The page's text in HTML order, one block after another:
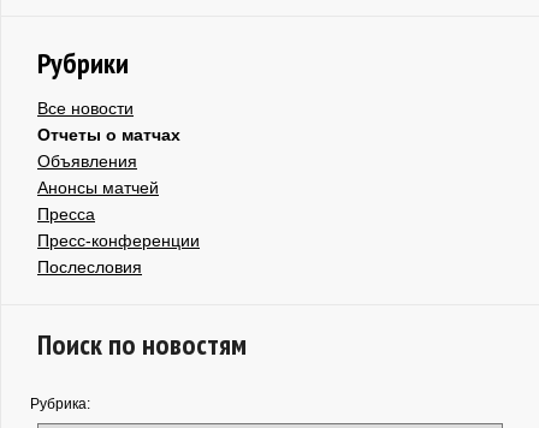
Рубрики
Все новости
Отчеты о матчах
Объявления
Анонсы матчей
Пресса
Пресс-конференции
Послесловия
Поиск по новостям
Рубрика: